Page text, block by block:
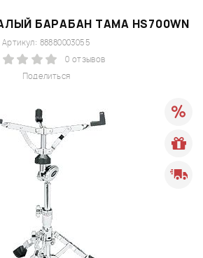
БАРАБАН TAMA HS700WN
Поделиться
Артикул: 88880003055
0 отзывов